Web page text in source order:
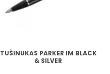
TUŠINUKAS PARKER IM BLACK
& SILVER